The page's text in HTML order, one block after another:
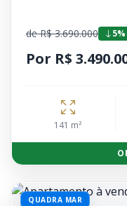
de R$ 3.690.000 5%
Por R$
141 m²
QUADRA MAR